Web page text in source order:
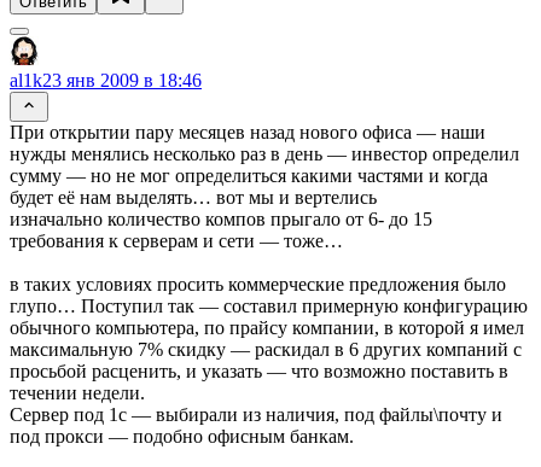
al1k23 янв 2009 в 18:46
При открытии пару месяцев назад нового офиса — наши
нужды менялись несколько раз в день — инвестор определил
сумму — но не мог определиться какими частями и когда
будет её нам выделять… вот мы и вертелись
изначально количество компов прыгало от 6- до 15
требования к серверам и сети — тоже…
в таких условиях просить коммерческие предложения было
глупо… Поступил так — составил примерную конфигурацию
обычного компьютера, по прайсу компании, в которой я имел
максимальную 7% скидку — раскидал в 6 других компаний с
просьбой расценить, и указать — что возможно поставить в
течении недели.
Сервер под 1с — выбирали из наличия, под файлы\почту и
под прокси — подобно офисным банкам.